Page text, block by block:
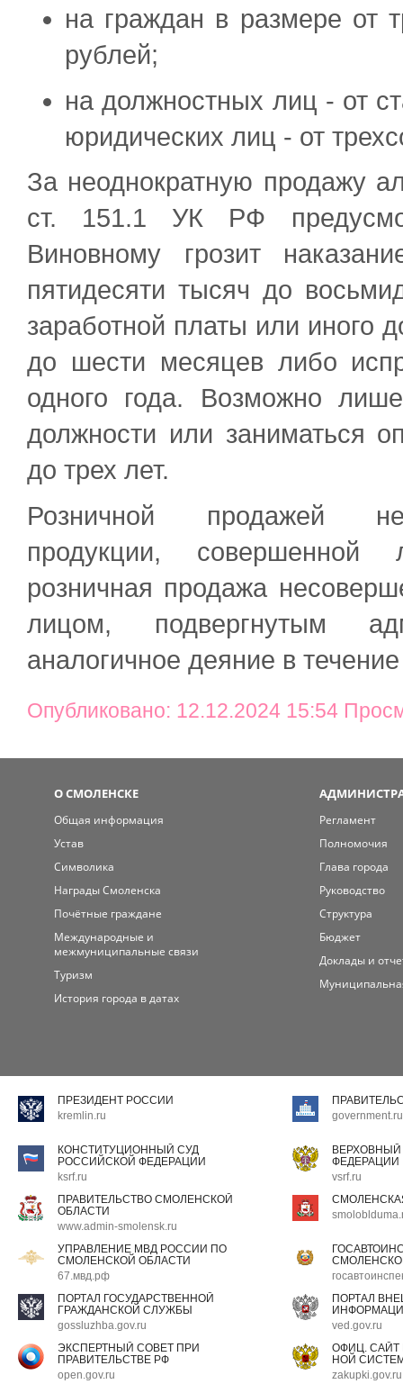
на граждан в размере от
рублей;
на должностных лиц - от
юридических лиц - от
За неоднократную продажу
ст. 151.1 УК РФ
Виновному грозит
пятидесяти тысяч до
заработной платы или иного
до шести месяцев либо
одного года. Возможно
должности или заниматься
до трех лет.
Розничной продажей
продукции, совершенной
розничная продажа
лицом, подвергнутым
аналогичное деяние в
Опубликовано: 12.12.2024 15:54
О СМОЛЕНСКЕ
Общая информация
Устав
Символика
Награды Смоленска
Почётные граждане
Международные и
межмуниципальные связи
Туризм
История города в датах
Регламент
Полномочия
Глава города
Руководство
Структура
Бюджет
Доклады и
ПРЕЗИДЕНТ РОССИИ
kremlin.ru
government.ru
КОНСТИТУЦИОННЫЙ СУД
РОССИЙСКОЙ ФЕДЕРАЦИИ
ksrf.ru
ФЕДЕРАЦИИ
vsrf.ru
ПРАВИТЕЛЬСТВО СМОЛЕНСКОЙ
ОБЛАСТИ
www.admin-smolensk.ru
УПРАВЛЕНИЕ МВД РОССИИ ПО
СМОЛЕНСКОЙ ОБЛАСТИ
67.мвд.рф
ПОРТАЛ ГОСУДАРСТВЕННОЙ
ГРАЖДАНСКОЙ СЛУЖБЫ
gossluzhba.gov.ru
ПОРТАЛ
ved.gov.ru
ЭКСПЕРТНЫЙ СОВЕТ ПРИ
ПРАВИТЕЛЬСТВЕ РФ
open.gov.ru
ОФИЦ.
НОЙ
zakupki.gov.ru